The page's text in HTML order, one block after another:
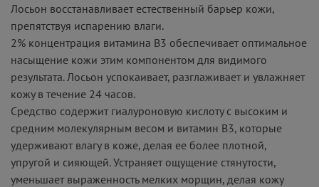
Лосьон восстанавливает естественный барьер кожи,
препятствуя испарению влаги.
2% концентрация витамина В3 обеспечивает оптимальное
насыщение кожи этим компонентом для видимого
результата. Лосьон успокаивает, разглаживает и увлажняет
кожу в течение 24 часов.
Средство содержит гиалуроновую кислоту с высоким и
средним молекулярным весом и витамин В3, которые
удерживают влагу в коже, делая ее более плотной,
упругой и сияющей. Устраняет ощущение стянутости,
уменьшает выраженность мелких морщин, делая кожу